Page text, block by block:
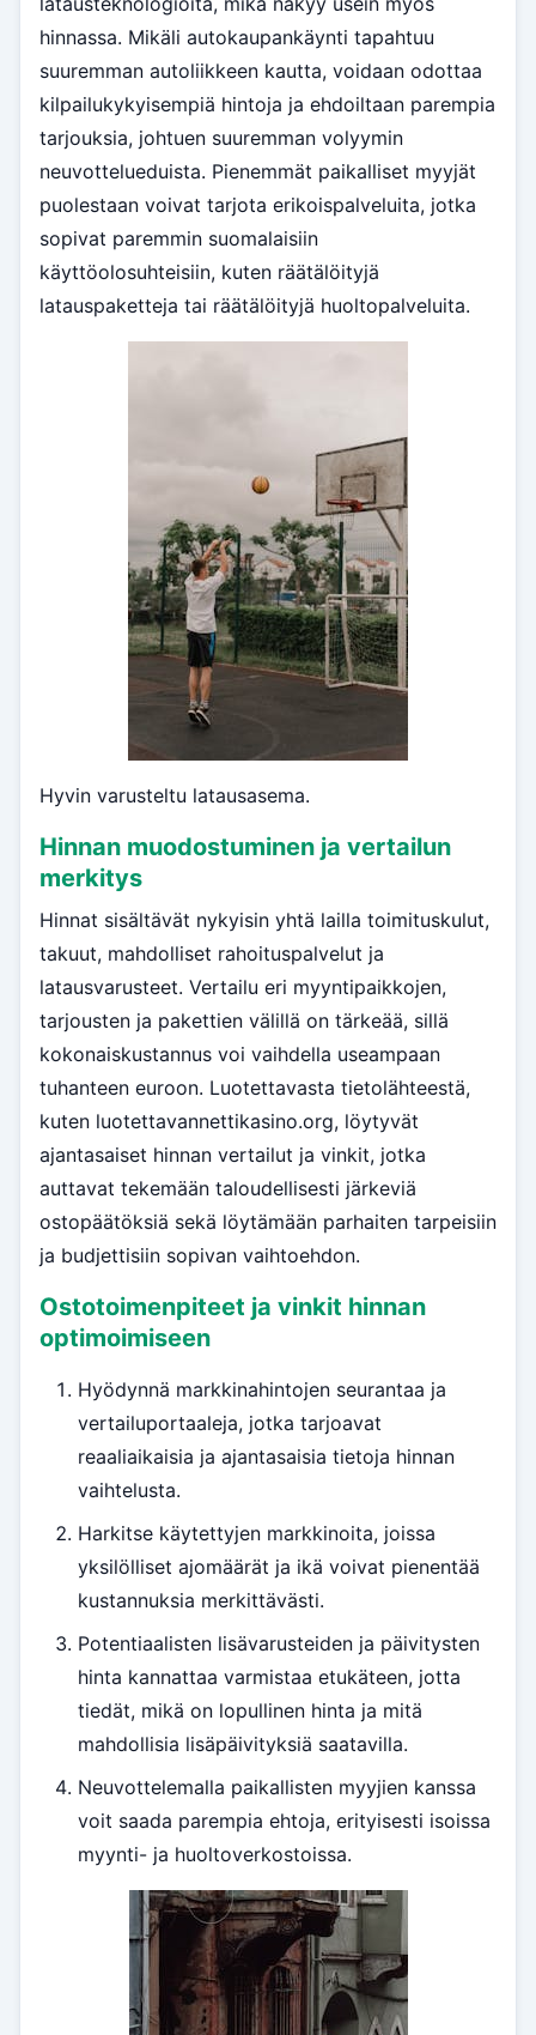
hinnassa. Mikäli autokaupankäynti tapahtuu
suuremman autoliikkeen kautta, voidaan odottaa
kilpailukykyisempiä hintoja ja ehdoiltaan parempia
tarjouksia, johtuen suuremman volyymin
neuvottelueduista. Pienemmät paikalliset myyjät
puolestaan voivat tarjota erikoispalveluita, jotka
sopivat paremmin suomalaisiin
käyttöolosuhteisiin, kuten räätälöityjä
latauspaketteja tai räätälöityjä huoltopalveluita.
Hyvin varusteltu latausasema.
Hinnan muodostuminen ja vertailun
merkitys
Hinnat sisältävät nykyisin yhtä lailla toimituskulut,
takuut, mahdolliset rahoituspalvelut ja
latausvarusteet. Vertailu eri myyntipaikkojen,
tarjousten ja pakettien välillä on tärkeää, sillä
kokonaiskustannus voi vaihdella useampaan
tuhanteen euroon. Luotettavasta tietolähteestä,
kuten luotettavannettikasino.org, löytyvät
ajantasaiset hinnan vertailut ja vinkit, jotka
auttavat tekemään taloudellisesti järkeviä
ostopäätöksiä sekä löytämään parhaiten tarpeisiin
ja budjettisiin sopivan vaihtoehdon.
Ostotoimenpiteet ja vinkit hinnan
optimoimiseen
Hyödynnä markkinahintojen seurantaa ja
vertailuportaaleja, jotka tarjoavat
reaaliaikaisia ja ajantasaisia tietoja hinnan
vaihtelusta.
Harkitse käytettyjen markkinoita, joissa
yksilölliset ajomäärät ja ikä voivat pienentää
kustannuksia merkittävästi.
Potentiaalisten lisävarusteiden ja päivitysten
hinta kannattaa varmistaa etukäteen, jotta
tiedät, mikä on lopullinen hinta ja mitä
mahdollisia lisäpäivityksiä saatavilla.
Neuvottelemalla paikallisten myyjien kanssa
voit saada parempia ehtoja, erityisesti isoissa
myynti- ja huoltoverkostoissa.